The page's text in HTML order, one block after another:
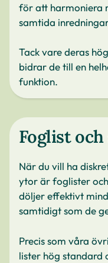
för att harmoniera
samtida
Tack vare deras
bidrar de till en
funktion.
Foglist
När du vill ha
ytor är foglister
döljer effektivt
samtidigt som de
Precis som våra
lister hög standard